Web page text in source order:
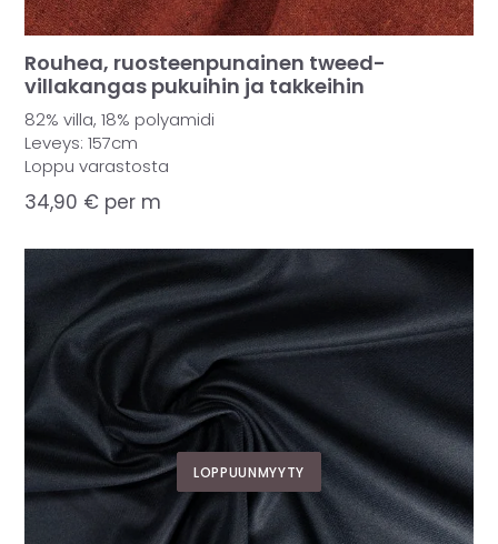
Rouhea, ruosteenpunainen tweed-
villakangas pukuihin ja takkeihin
82% villa, 18% polyamidi
Leveys: 157cm
Loppu varastosta
34,90 € per m
LOPPUUNMYYTY